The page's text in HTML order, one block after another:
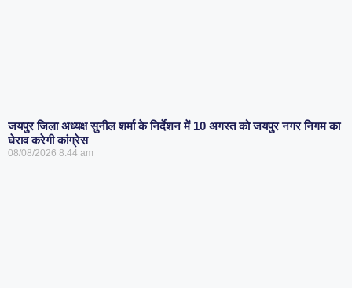
जयपुर जिला अध्यक्ष सुनील शर्मा के निर्देशन में 10 अगस्त को जयपुर नगर निगम का
घेराव करेगी कांग्रेस
08/08/2026 8:44 am